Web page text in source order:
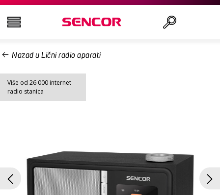
TELEVIZORI
AUDIO - VIDEO
ZDRAVLJE I LEPOTA
Nazad u Lični radio aparati
Više od 26 000 internet
radio stanica